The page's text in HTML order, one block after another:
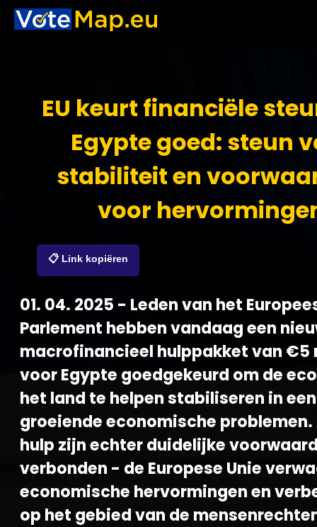
EU keurt financiële
Egypte goed: steun
stabiliteit en
voor
📋 Link kopiëren
01. 04. 2025 - Leden van het
Parlement hebben vandaag een
macrofinancieel hulppakket van €5
voor Egypte goedgekeurd om de
het land te helpen stabiliseren in
groeiende economische problemen.
hulp zijn echter duidelijke
verbonden - de Europese Unie
economische hervormingen en
op het gebied van de